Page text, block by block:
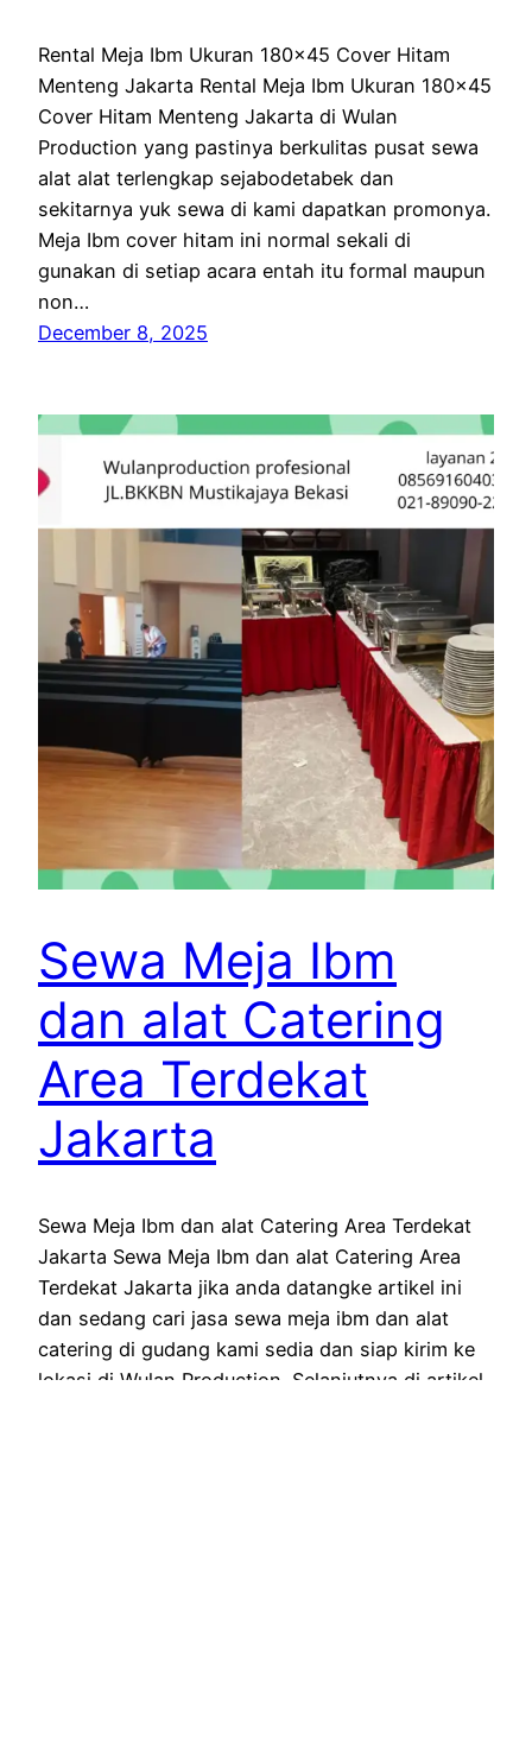
Rental Meja Ibm Ukuran 180×45 Cover Hitam
Menteng Jakarta Rental Meja Ibm Ukuran 180×45
Cover Hitam Menteng Jakarta di Wulan
Production yang pastinya berkulitas pusat sewa
alat alat terlengkap sejabodetabek dan
sekitarnya yuk sewa di kami dapatkan promonya.
Meja Ibm cover hitam ini normal sekali di
gunakan di setiap acara entah itu formal maupun
non…
December 8, 2025
Sewa Meja Ibm
dan alat Catering
Area Terdekat
Jakarta
Sewa Meja Ibm dan alat Catering Area Terdekat
Jakarta Sewa Meja Ibm dan alat Catering Area
Terdekat Jakarta jika anda datangke artikel ini
dan sedang cari jasa sewa meja ibm dan alat
catering di gudang kami sedia dan siap kirim ke
lokasi di Wulan Production. Selanjutnya di artikel